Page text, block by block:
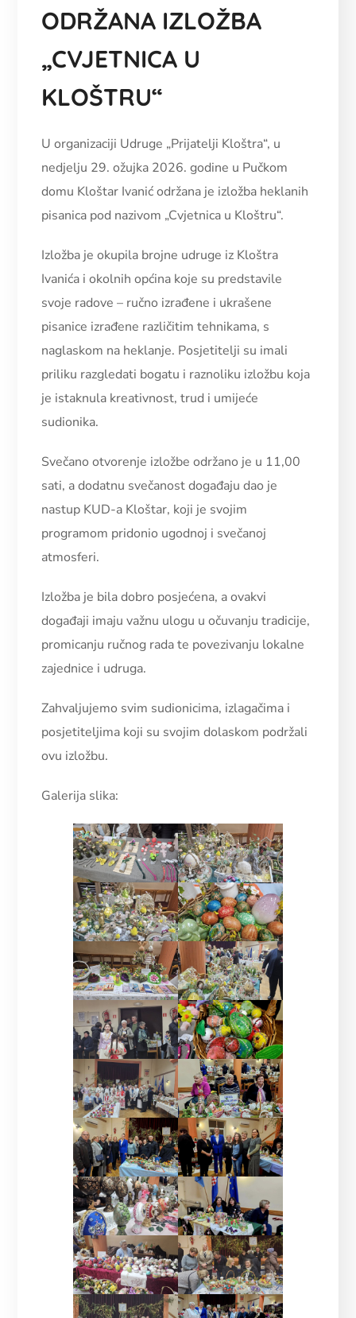
ODRŽANA IZLOŽBA
„CVJETNICA U
KLOŠTRU“
U organizaciji Udruge „Prijatelji Kloštra“, u
nedjelju 29. ožujka 2026. godine u Pučkom
domu Kloštar Ivanić održana je izložba heklanih
pisanica pod nazivom „Cvjetnica u Kloštru“.
Izložba je okupila brojne udruge iz Kloštra
Ivanića i okolnih općina koje su predstavile
svoje radove – ručno izrađene i ukrašene
pisanice izrađene različitim tehnikama, s
naglaskom na heklanje. Posjetitelji su imali
priliku razgledati bogatu i raznoliku izložbu koja
je istaknula kreativnost, trud i umijeće
sudionika.
Svečano otvorenje izložbe održano je u 11,00
sati, a dodatnu svečanost događaju dao je
nastup KUD-a Kloštar, koji je svojim
programom pridonio ugodnoj i svečanoj
atmosferi.
Izložba je bila dobro posjećena, a ovakvi
događaji imaju važnu ulogu u očuvanju tradicije,
promicanju ručnog rada te povezivanju lokalne
zajednice i udruga.
Zahvaljujemo svim sudionicima, izlagačima i
posjetiteljima koji su svojim dolaskom podržali
ovu izložbu.
Galerija slika: